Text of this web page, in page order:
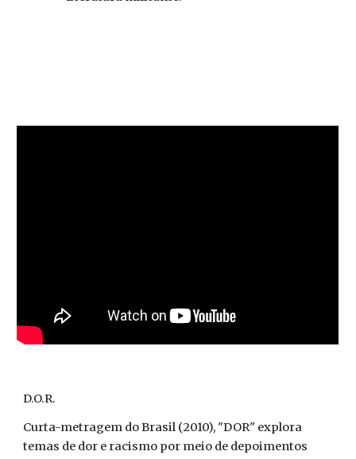
D.O.R.
Curta-metragem do Brasil (2010), "DOR" explora
temas de dor e racismo por meio de depoimentos